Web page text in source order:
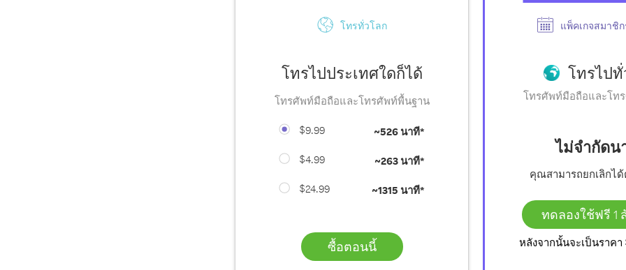
โทรทั่วโลก
โทรไปประเทศใดก็ได้
โทรศัพท์มือถือและโทรศัพท์พื้นฐาน
$9.99 ~526 นาที*
$4.99 ~263 นาที*
$24.99 ~1315 นาที*
ซื้อตอนนี้
แพ็คเกจสมาชิ
โทรไปทั่
โทรศัพท์มือถือและโท
ไม่จำกัดน
คุณสามารถยกเลิกได้
ทดลองใช้ฟรี 1
หลังจากนั้นจะเป็นราคา